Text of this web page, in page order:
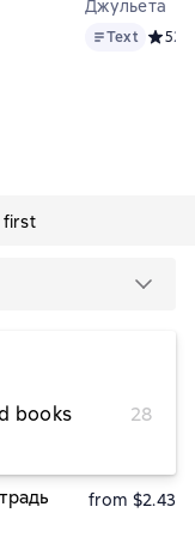
рейтинг 3,3 на основе 4
Джульета
TextText 52
first
books
28
from $4.87
from $2.43